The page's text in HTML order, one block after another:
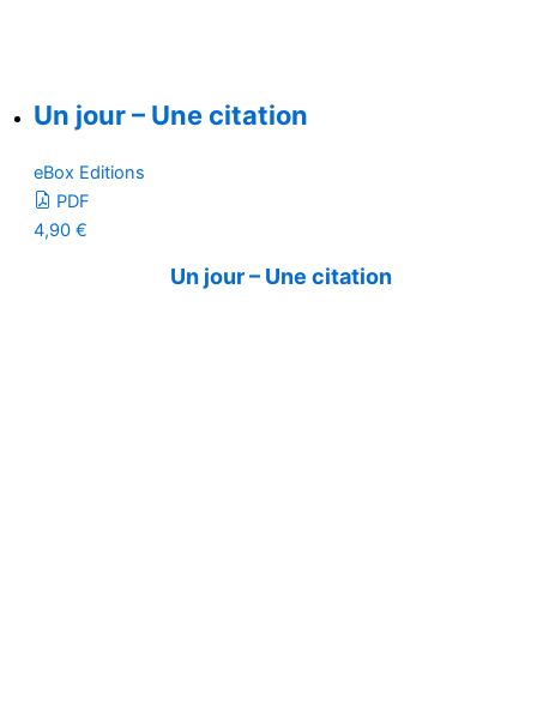
Un jour – Une citation
eBox Editions
PDF
4,90 €
Un jour – Une citation